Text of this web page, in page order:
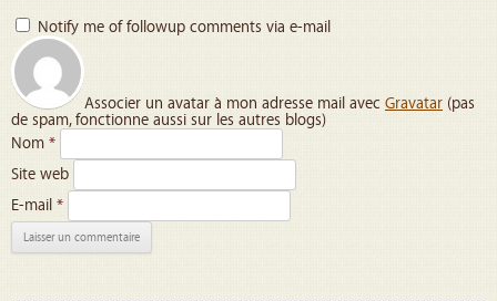
Notify me of followup comments via e-mail
Associer un avatar à mon adresse mail avec Gravatar(pas
de spam, fonctionne aussi sur les autres blogs)
Nom *
Site web
E-mail *